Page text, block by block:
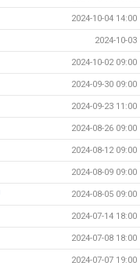
2024-10-04 14:00
2024-10-03
2024-10-02 09:00
2024-09-30 09:00
2024-09-23 11:00
2024-08-26 09:00
2024-08-12 09:00
2024-08-09 09:00
2024-08-05 09:00
2024-07-14 18:00
2024-07-08 18:00
2024-07-07 19:00